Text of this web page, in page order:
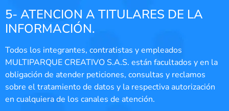
5- ATENCION A TITULARES DE LA
INFORMACIÓN.
Todos los integrantes, contratistas y empleados
MULTIPARQUE CREATIVO S.A.S. están facultados y en la
obligación de atender peticiones, consultas y reclamos
sobre el tratamiento de datos y la respectiva autorización
en cualquiera de los canales de atención.